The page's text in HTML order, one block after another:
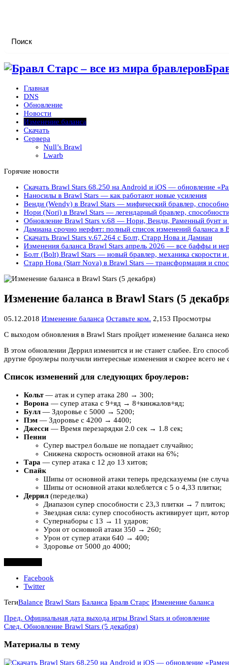
Главная
DNS
Обновление
Новости
Изменение баланса
Скачать
Сервера
Null’s Brawl
Lwarb
Горячие новости
Скачать Brawl Stars 68.250 на Android и iOS — обновление
Наносилы в Brawl Stars — как работают новые усиления
Венди (Wendy) в Brawl Stars — мифический бравлер,
Нори (Nori) в Brawl Stars — легендарный бравлер,
Обновление Brawl Stars v.68 — Нори, Венди, Раменный бунт и
Дамиана срочно нерфят: полный список изменений баланса в
Скачать Brawl Stars v.67.264 с Болт, Старр Нова и Дамиан
Изменения баланса Brawl Stars апрель 2026 — все баффы и
Болт (Bolt) Brawl Stars — новый бравлер, механика скорости и
Старр Нова (Starr Nova) в Brawl Stars — трансформация и
Изменение баланса в Brawl Stars (5
05.12.2018 Изменение баланса Оставьте ком. 2,153 Просмотры
С выходом обновления в Brawl Stars пройдет изменение баланса
В этом обновлении Деррил изменится и не станет слабее. Его
другие броулеры получили интересные изменения и скорее всего
Список изменений для следующих броулеров:
Кольт— атак и супер атака 280 → 300;
Ворона — супер атака с 9+яд → 8+кинжалов+яд;
Булл — Здоровье с 5000 → 5200;
Пэм — Здоровье с 4200 → 4400;
Джесси — Время перезарядки 2.0 сек → 1.8 сек;
Пенни
Супер выстрел больше не попадает случайно;
Снижена скорость основной атаки на 6%;
Тара — супер атака с 12 до 13 хитов;
Спайк
Шипы от основной атаки теперь предсказуемы (не
Шипы от основной атаки колеблется с 5 о 4,33 плитки;
Деррил (переделка)
Диапазон супер способности с 23,3 плитки → 7 плиток;
Звездная сила: супер способность активирует щит,
Супернаборы с 13 → 11 ударов;
Урон от основной атаки 350 → 260;
Урон от супер атаки 640 → 400;
Здоровье от 5000 до 4000;
Facebook
Twitter
ТегиBalance Brawl Stars Баланса Бралв Старс Изменение баланса
Пред. Официальная дата выхода игры Brawl Stars и обновление
След. Обновление Brawl Stars (5 декабря)
Материалы в тему